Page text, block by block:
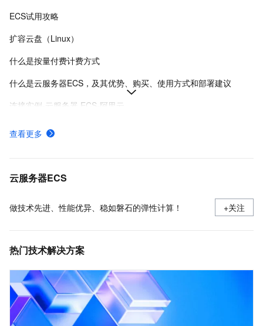
ECS试用攻略
扩容云盘（Linux）
什么是按量付费计费方式
什么是云服务器ECS，及其优势、购买、使用方式和部署建议
连接实例-云服务器 ECS-阿里云
在Linux上安装Docker和Docker Compose
阿里云ECS通用型实例规格（g系列）
查看更多
云服务器ECS
做技术先进、性能优异、稳如磐石的弹性计算！ +关注
热门技术解决方案